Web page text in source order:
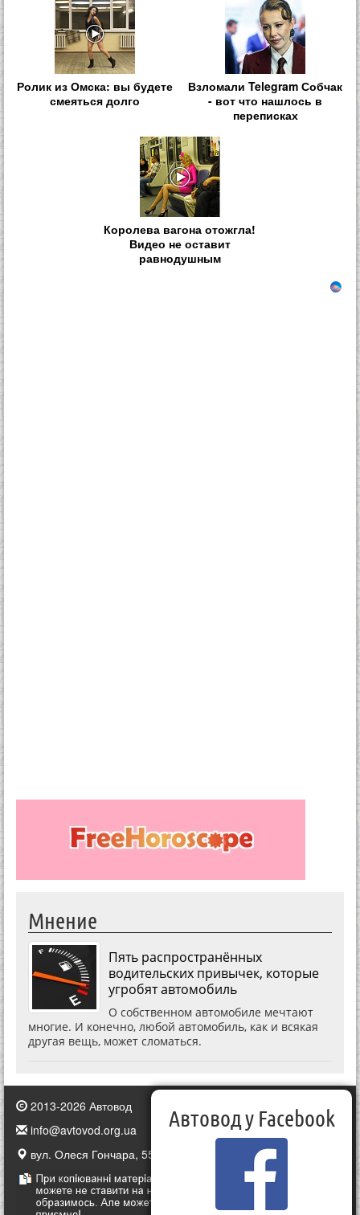
Ролик из Омска: вы будете
смеяться долго
Взломали Telegram Собчак
- вот что нашлось в
переписках
Королева вагона отожгла!
Видео не оставит
равнодушным
Мнение
Пять распространённых
водительских привычек, которые
угробят автомобиль
О собственном автомобиле мечтают
многие. И конечно, любой автомобиль, как и всякая
другая вещь, может сломаться.
2013-2026 Автовод
info@avtovod.org.ua
вул. Олеся Гончара, 55, Київ, Україна
Автовод у Facebook